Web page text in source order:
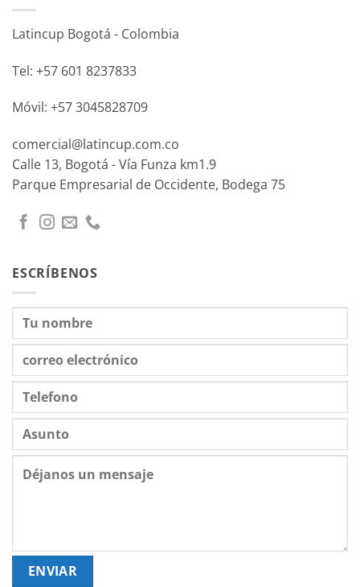
Latincup Bogotá - Colombia
Tel: +57 601 8237833
Móvil: +57 3045828709
comercial@latincup.com.co
Calle 13, Bogotá - Vía Funza km1.9
Parque Empresarial de Occidente, Bodega 75
ESCRÍBENOS